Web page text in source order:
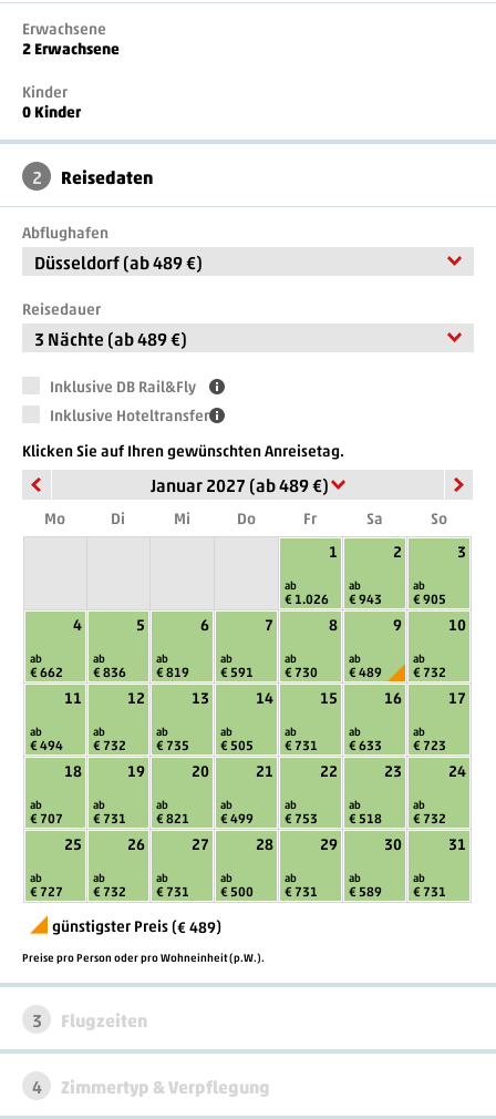
Erwachsene
2 Erwachsene
Kinder
0 Kinder
2 Reisedaten
Abflughafen
Düsseldorf (ab 489 €)
Reisedauer
3 Nächte (ab 489 €)
Inklusive DB Rail&Fly
Inklusive Hoteltransfer
Klicken Sie auf Ihren gewünschten Anreisetag.
Januar 2027 (ab 489 €)
Mo Di Mi Do Fr Sa
So
1
ab
€ 1.026
2
ab
€ 943
3
ab
€ 905
4
ab
€ 662
5
ab
€ 836
6
ab
€ 819
7
ab
€ 591
8
ab
€ 730
9
ab
€ 489
10
ab
€ 732
11
ab
€ 494
12
ab
€ 732
13
ab
€ 735
14
ab
€ 505
15
ab
€ 731
16
ab
€ 633
17
ab
€ 723
18
ab
€ 707
19
ab
€ 731
20
ab
€ 821
21
ab
€ 499
22
ab
€ 753
23
ab
€ 518
24
ab
€ 732
25
ab
€ 727
26
ab
€ 732
27
ab
€ 731
28
ab
€ 500
29
ab
€ 731
30
ab
€ 589
31
ab
€ 731
günstigster Preis (€ 489)
Preise pro Person oder pro Wohneinheit (p.W.).
3 Flugzeiten
4 Zimmertyp & Verpflegung